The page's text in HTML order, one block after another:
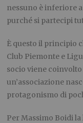
nessuno è inferiore
purché si partecipi
È questo il principio
Club Piemonte e
socio viene
un’associazione
protagonismo di
Per Massimo Boidi